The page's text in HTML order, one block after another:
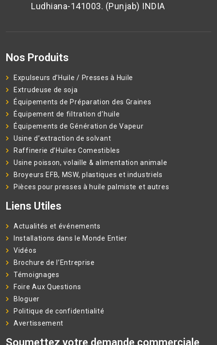
Ludhiana-141003. (Punjab) INDIA
Nos Produits
Expulseurs d’Huile / Presses à Huile
Extrudeuse de soja
Équipements de Préparation des Graines
Équipement de filtration d’huile
Équipements de Génération de Vapeur
Usine d’extraction de solvant
Raffinerie d’Huiles Comestibles
Usine poisson, volaille & alimentation animale
Broyeurs EFB, MSW, plastiques et industriels
Pièces pour presses à huile palmiste et autres
Liens Utiles
Actualités et événements
Installations dans le Monde Entier
Vidéos
Brochure de l’Entreprise
Témoignages
Foire Aux Questions
Bloguer
Politique de confidentialité
Avertissement
Soumettez votre demande commerciale